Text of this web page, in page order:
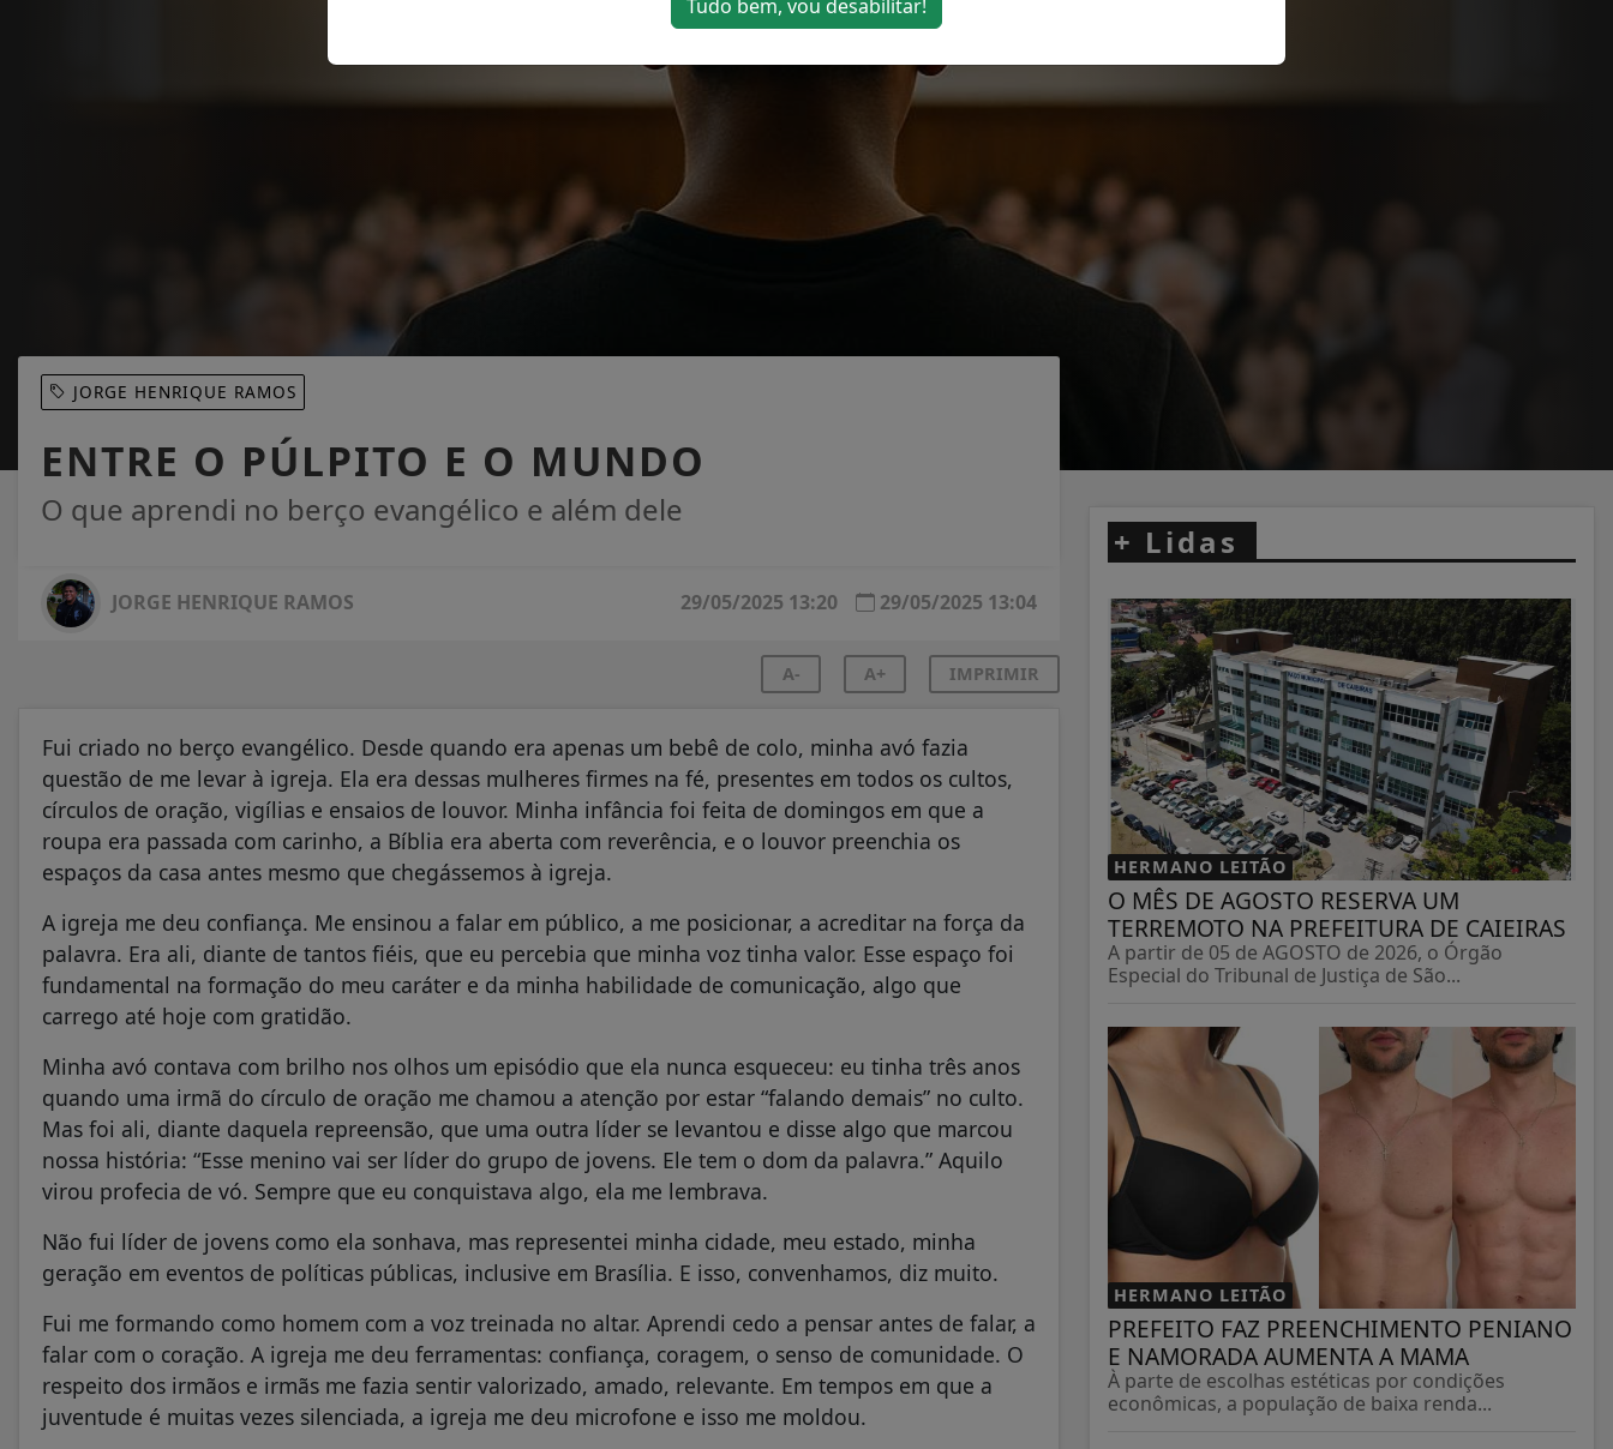
JORGE HENRIQUE RAMOS
ENTRE O PÚLPITO E O MUNDO
O que aprendi no berço evangélico e além dele
JORGE HENRIQUE RAMOS 29/05/2025 13:04
29/05/2025 13:20
A- A+ IMPRIMIR
Fui criado no berço evangélico. Desde quando era apenas um bebê de colo, minha avó fazia
questão de me levar à igreja. Ela era dessas mulheres firmes na fé, presentes em todos os cultos,
círculos de oração, vigílias e ensaios de louvor. Minha infância foi feita de domingos em que a
roupa era passada com carinho, a Bíblia era aberta com reverência, e o louvor preenchia os
espaços da casa antes mesmo que chegássemos à igreja.
A igreja me deu confiança. Me ensinou a falar em público, a me posicionar, a acreditar na força da
palavra. Era ali, diante de tantos fiéis, que eu percebia que minha voz tinha valor. Esse espaço foi
fundamental na formação do meu caráter e da minha habilidade de comunicação, algo que
carrego até hoje com gratidão.
Minha avó contava com brilho nos olhos um episódio que ela nunca esqueceu: eu tinha três anos
quando uma irmã do círculo de oração me chamou a atenção por estar “falando demais” no culto.
Mas foi ali, diante daquela repreensão, que uma outra líder se levantou e disse algo que marcou
nossa história: “Esse menino vai ser líder do grupo de jovens. Ele tem o dom da palavra.” Aquilo
virou profecia de vó. Sempre que eu conquistava algo, ela me lembrava.
Não fui líder de jovens como ela sonhava, mas representei minha cidade, meu estado, minha
geração em eventos de políticas públicas, inclusive em Brasília. E isso, convenhamos, diz muito.
Fui me formando como homem com a voz treinada no altar. Aprendi cedo a pensar antes de falar, a
falar com o coração. A igreja me deu ferramentas: confiança, coragem, o senso de comunidade. O
respeito dos irmãos e irmãs me fazia sentir valorizado, amado, relevante. Em tempos em que a
juventude é muitas vezes silenciada, a igreja me deu microfone e isso me moldou.
+ Lidas
HERMANO LEITÃO
O MÊS DE AGOSTO RESERVA UM
TERREMOTO NA PREFEITURA DE CAIEIRAS
A partir de 05 de AGOSTO de 2026, o Órgão
Especial do Tribunal de Justiça de São...
HERMANO LEITÃO
PREFEITO FAZ PREENCHIMENTO PENIANO
E NAMORADA AUMENTA A MAMA
À parte de escolhas estéticas por condições
econômicas, a população de baixa renda...
Tudo bem, vou desabilitar!